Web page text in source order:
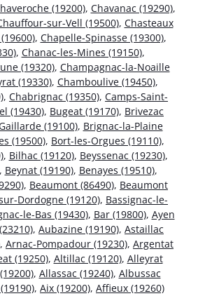
(19200), Chavanac (19290),
sur-Vell (19500), Chasteaux
, Chapelle-Spinasse (19300),
, Chanac-les-Mines (19150),
(19320), Champagnac-la-Noaille
(19330), Chamboulive (19450),
, Chabrignac (19350), Camps-Saint-
(19430), Bugeat (19170), Brivezac
(19100), Brignac-la-Plaine
(19500), Bort-les-Orgues (19110),
, Bilhac (19120), Beyssenac (19230),
Beynat (19190), Benayes (19510),
, Beaumont (86490), Beaumont
Dordogne (19120), Bassignac-le-
le-Bas (19430), Bar (19800), Ayen
, Aubazine (19190), Astaillac
, Arnac-Pompadour (19230), Argentat
(19250), Altillac (19120), Alleyrat
, Allassac (19240), Albussac
, Aix (19200), Affieux (19260)